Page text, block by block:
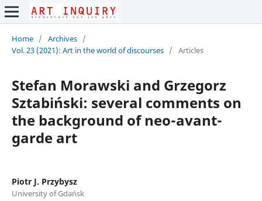
Home / Archives /
Vol. 23 (2021): Art in the world of discourses / Articles
Stefan Morawski and Grzegorz
Sztabiński: several comments on
the background of neo-avant-
garde art
Piotr J. Przybysz
University of Gdańsk